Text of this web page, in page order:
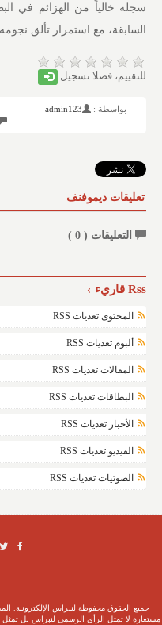
سجله خالياً من الهزائم في
السابقة، مع استمرار تألق
للتقييم، فضلا تسجيل
بواسطة :
admin123
تعليقات ديموفنف
التعليقات ( 0
)
Rss قاريء
المحتوى تغذيات RSS
ألبوم تغذيات RSS
المقالات تغذيات RSS
البطاقات تغذيات RSS
الأخبار تغذيات RSS
الفيديو تغذيات RSS
الصوتيات تغذيات RSS
جميع الحقوق محفوظة لنبراس الإلكترونية.
مستعارة لا تمثل الرأي الرسمي لنبراس بل تمثل